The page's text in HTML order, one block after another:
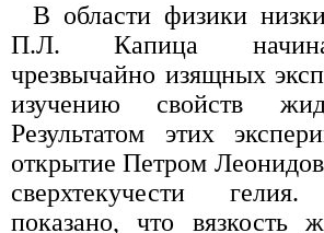
В области физики
П.Л. Капица
чрезвычайно изящных
изучению свойств
Результатом этих
открытие Петром
сверхтекучести
показано, что вязкость